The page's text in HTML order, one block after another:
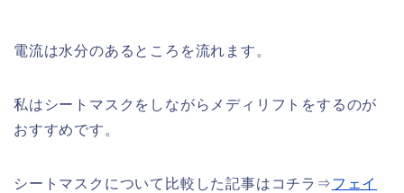
電流は水分のあるところを流れます。
私はシートマスクをしながらメディリフトをするのが
おすすめです。
シートマスクについて比較した記事はコチラ⇒フェイ